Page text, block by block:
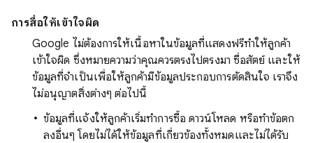
การสื่อให้เข้าใจผิด
Google ไม่ต้องการให้เนื้อหาในข้อมูลที่แสดงฟรีทำให้ลูกค้า
เข้าใจผิด ซึ่งหมายความว่าคุณควรตรงไปตรงมา ซื่อสัตย์ และให้
ข้อมูลที่จำเป็นเพื่อให้ลูกค้ามีข้อมูลประกอบการตัดสินใจ เราจึง
ไม่อนุญาตสิ่งต่างๆ ต่อไปนี้
ข้อมูลที่แจ้งให้ลูกค้าเริ่มทำการซื้อ ดาวน์โหลด หรือทำข้อตก
ลงอื่นๆ โดยไม่ได้ให้ข้อมูลที่เกี่ยวข้องทั้งหมดและไม่ได้รับ